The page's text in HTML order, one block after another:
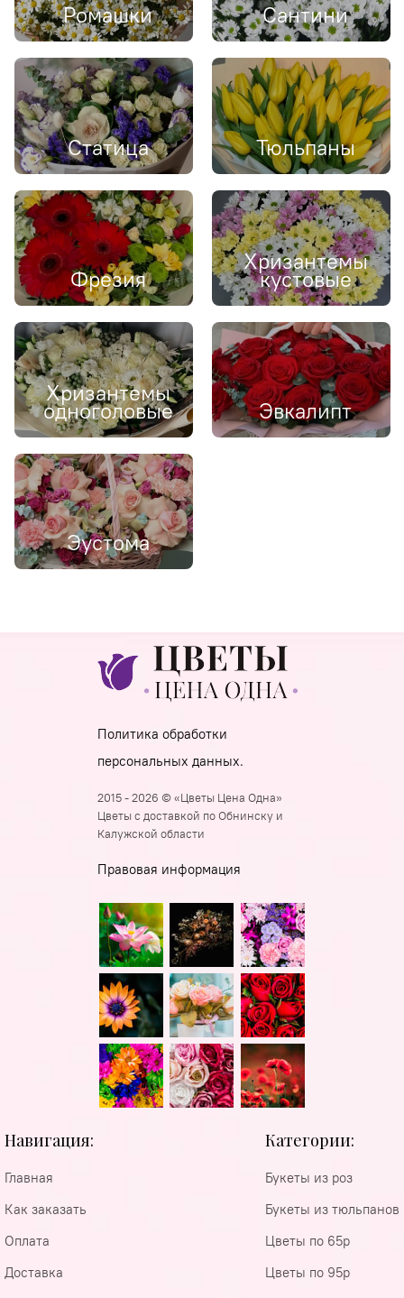
Ромашки Сантини
Статица Тюльпаны
Фрезия
Хризантемы
кустовые
Хризантемы
одноголовые Эвкалипт
Эустома
Политика обработки
персональных данных.
2015 - 2026 © «Цветы Цена Одна»
Цветы с доставкой по Обнинску и
Калужской области
Правовая информация
Навигация:
Главная
Как заказать
Оплата
Доставка
Категории:
Букеты из роз
Букеты из тюльпанов
Цветы по 65р
Цветы по 95р